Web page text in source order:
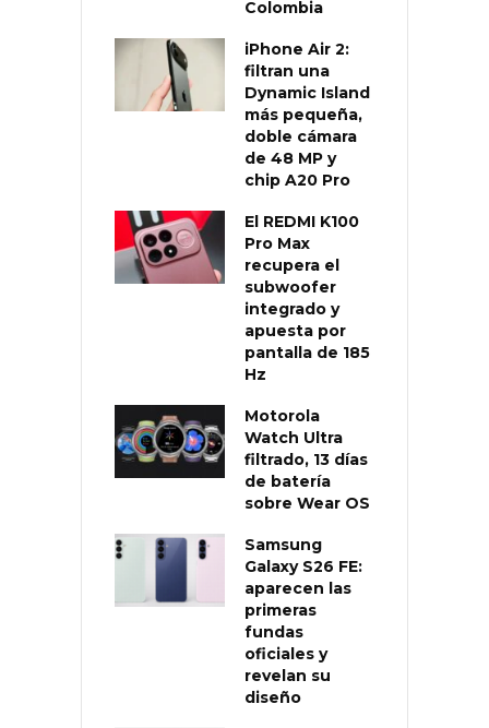
Colombia
iPhone Air 2:
filtran una
Dynamic Island
más pequeña,
doble cámara
de 48 MP y
chip A20 Pro
El REDMI K100
Pro Max
recupera el
subwoofer
integrado y
apuesta por
pantalla de 185
Hz
Motorola
Watch Ultra
filtrado, 13 días
de batería
sobre Wear OS
Samsung
Galaxy S26 FE:
aparecen las
primeras
fundas
oficiales y
revelan su
diseño